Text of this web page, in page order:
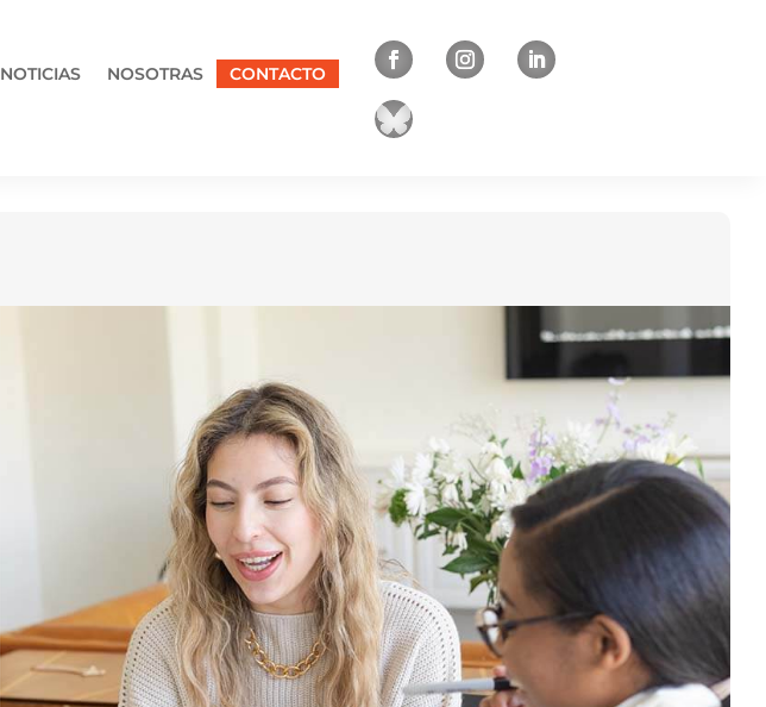
NOTICIAS NOSOTRAS
CONTACTO